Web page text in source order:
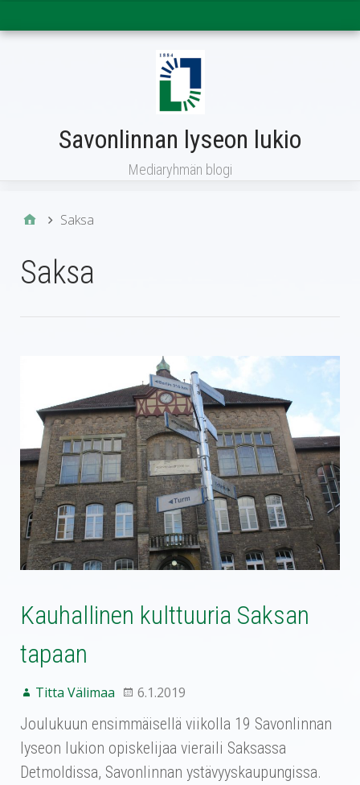
Savonlinnan lyseon lukio
Mediaryhmän blogi
Saksa
Saksa
Kauhallinen kulttuuria Saksan
tapaan
Titta Välimaa 6.1.2019
Joulukuun ensimmäisellä viikolla 19 Savonlinnan
lyseon lukion opiskelijaa vieraili Saksassa
Detmoldissa, Savonlinnan ystävyyskaupungissa.